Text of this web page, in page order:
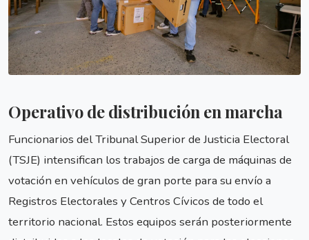
Operativo de distribución en marcha
Funcionarios del Tribunal Superior de Justicia Electoral
(TSJE) intensifican los trabajos de carga de máquinas de
votación en vehículos de gran porte para su envío a
Registros Electorales y Centros Cívicos de todo el
territorio nacional. Estos equipos serán posteriormente